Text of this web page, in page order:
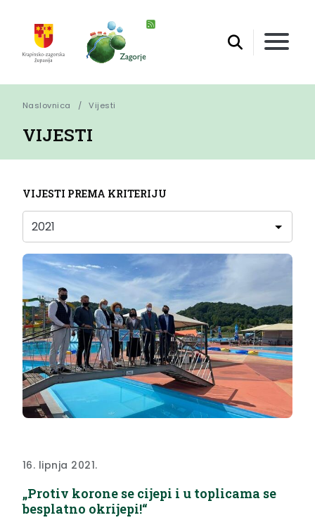
Naslovnica Vijesti
VIJESTI
VIJESTI PREMA KRITERIJU
16. lipnja 2021.
„Protiv korone se cijepi i u toplicama se
besplatno okrijepi!“